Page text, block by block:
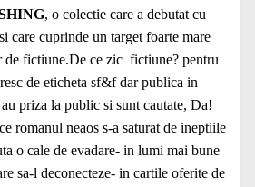
, o colectie care a debutat cu
care cuprinde un target foarte mare
fictiune.De ce zic fictiune? pentru
de eticheta sf&f dar publica in
priza la public si sunt cautate, Da!
romanul neaos s-a saturat de ineptiile
o cale de evadare- in lumi mai bune
sa-l deconecteze- in cartile oferite de